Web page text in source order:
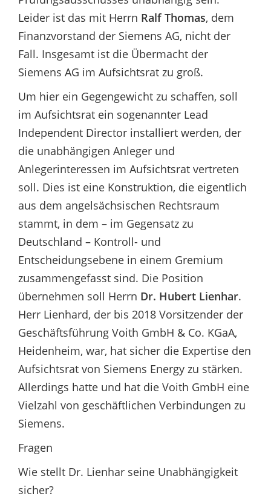
Leider ist das mit Herrn Ralf Thomas, dem
Finanzvorstand der Siemens AG, nicht der
Fall. Insgesamt ist die Übermacht der
Siemens AG im Aufsichtsrat zu groß.
Um hier ein Gegengewicht zu schaffen, soll
im Aufsichtsrat ein sogenannter Lead
Independent Director installiert werden, der
die unabhängigen Anleger und
Anlegerinteressen im Aufsichtsrat vertreten
soll. Dies ist eine Konstruktion, die eigentlich
aus dem angelsächsischen Rechtsraum
stammt, in dem – im Gegensatz zu
Deutschland – Kontroll- und
Entscheidungsebene in einem Gremium
zusammengefasst sind. Die Position
übernehmen soll Herrn Dr. Hubert Lienhar.
Herr Lienhard, der bis 2018 Vorsitzender der
Geschäftsführung Voith GmbH & Co. KGaA,
Heidenheim, war, hat sicher die Expertise den
Aufsichtsrat von Siemens Energy zu stärken.
Allerdings hatte und hat die Voith GmbH eine
Vielzahl von geschäftlichen Verbindungen zu
Siemens.
Fragen
Wie stellt Dr. Lienhar seine Unabhängigkeit
sicher?